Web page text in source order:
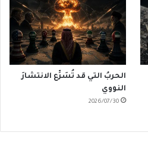
الحربُ التي قد تُسَرِّع الانتشارَ
النووي
2026/07/30